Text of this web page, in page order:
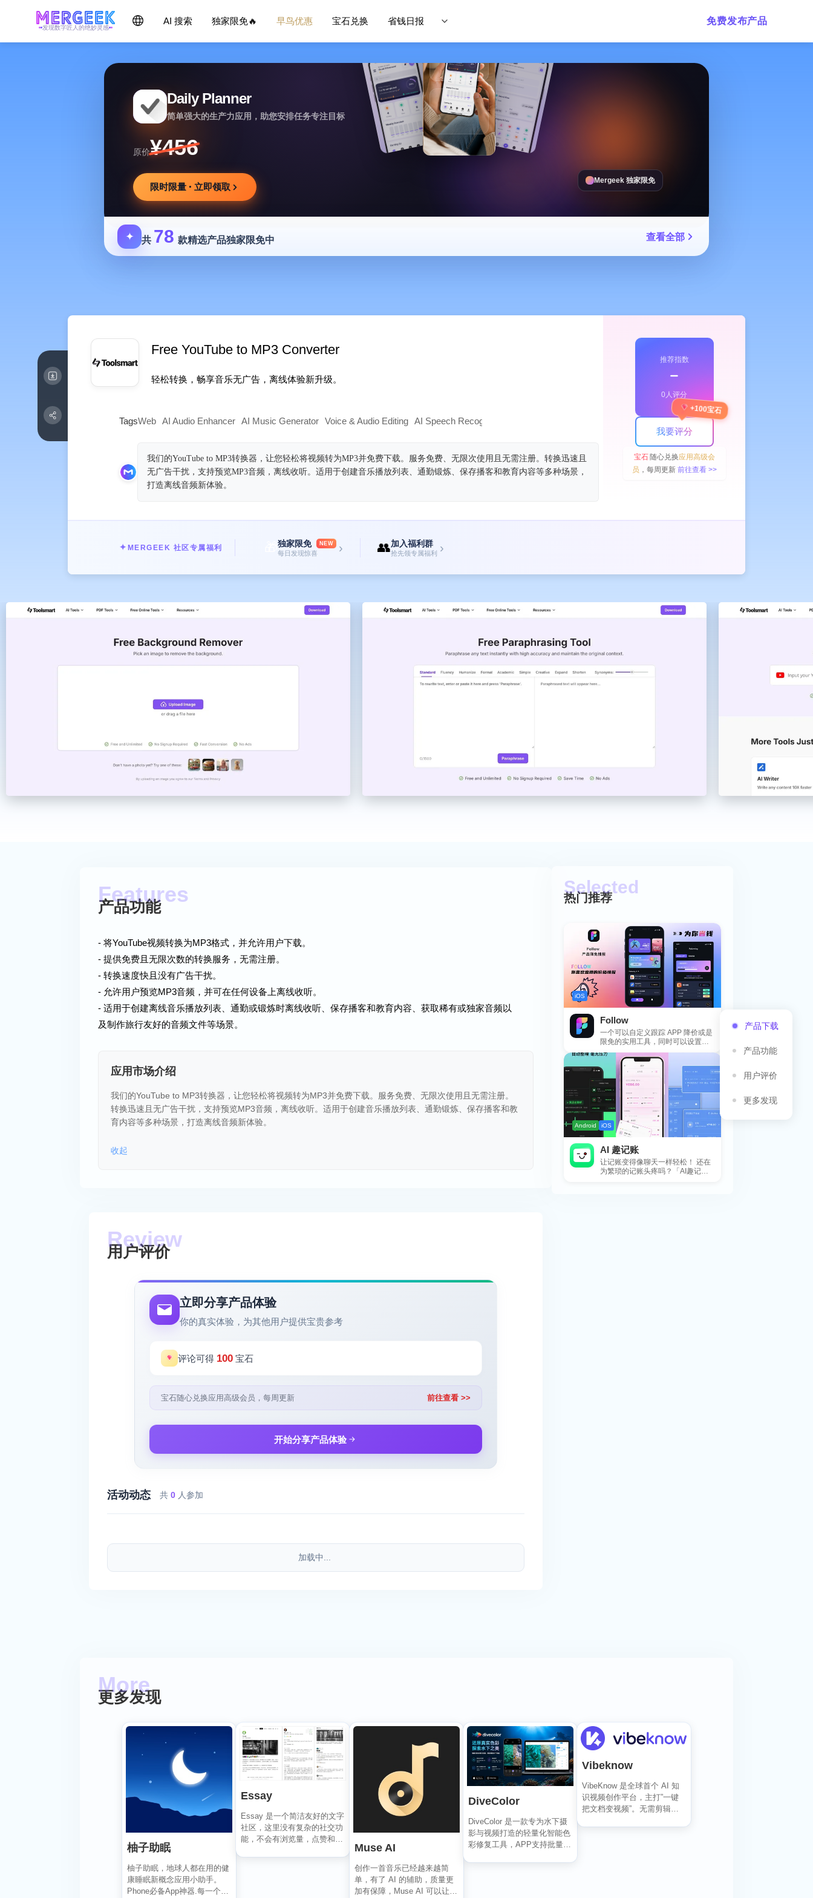
发现数字匠人的绝妙灵感
AI 搜索 独家限免🔥 早鸟优惠 宝石兑换 省钱日报 免费发布产品
Daily Planner
简单强大的生产力应用，助您安排任务专注目标
原价¥456
限时限量 · 立即领取
Mergeek 独家限免
✦ 共 78 款精选产品独家限免中 查看全部
Free YouTube to MP3 Converter
轻松转换，畅享音乐无广告，离线体验新升级。
TagsWeb AI Audio Enhancer AI Music Generator Voice & Audio Editing AI Speech Recognition AI YouTube Assistant AI Social Media Assistant
我们的YouTube to MP3转换器，让您轻松将视频转为MP3并免费下载。服务免费、无限次使用且无需注册。转换迅速且
无广告干扰，支持预览MP3音频，离线收听。适用于创建音乐播放列表、通勤锻炼、保存播客和教育内容等多种场景，
打造离线音频新体验。
推荐指数
﹣
0人评分
我要评分
+100宝石
宝石随心兑换应用高级会
员 ，每周更新 前往查看 >>
✦ MERGEEK 社区专属福利 独家限免 NEW
每日发现惊喜 › 👥加入福利群
抢先领专属福利 ›
产品下载
产品功能
用户评价
更多发现
产品功能
- 将YouTube视频转换为MP3格式，并允许用户下载。
- 提供免费且无限次数的转换服务，无需注册。
- 转换速度快且没有广告干扰。
- 允许用户预览MP3音频，并可在任何设备上离线收听。
- 适用于创建离线音乐播放列表、通勤或锻炼时离线收听、保存播客和教育内容、获取稀有或独家音频以
及制作旅行友好的音频文件等场景。
应用市场介绍
我们的YouTube to MP3转换器，让您轻松将视频转为MP3并免费下载。服务免费、无限次使用且无需注册。
转换迅速且无广告干扰，支持预览MP3音频，离线收听。适用于创建音乐播放列表、通勤锻炼、保存播客和教
育内容等多种场景，打造离线音频新体验。
收起
用户评价
立即分享产品体验
你的真实体验，为其他用户提供宝贵参考
评论可得 100 宝石
宝石随心兑换应用高级会员，每周更新 前往查看 >>
开始分享产品体验
活动动态 共 0 人参加
加载中...
热门推荐
iOS
Follow
一个可以自定义跟踪 APP 降价或是
限免的实用工具，同时可以设置包
括 APP，游戏，热门类和精选类
Android iOS
AI 趣记账
让记账变得像聊天一样轻松！ 还在
为繁琐的记账头疼吗？「AI趣记
更多发现
柚子助眠
柚子助眠，地球人都在用的健
康睡眠新概念应用小助手。
Phone必备App神器.每一个热
Essay
Essay 是一个简洁友好的文字
社区，这里没有复杂的社交功
能，不会有浏览量，点赞和关
Muse AI
创作一首音乐已经越来越简
单，有了 AI 的辅助，质量更
加有保障，Muse AI 可以让一
DiveColor
DiveColor 是一款专为水下摄
影与视频打造的轻量化智能色
彩修复工具，APP支持批量编
Vibeknow
VibeKnow 是全球首个 AI 知
识视频创作平台，主打”一键
把文档变视频”。无需剪辑技